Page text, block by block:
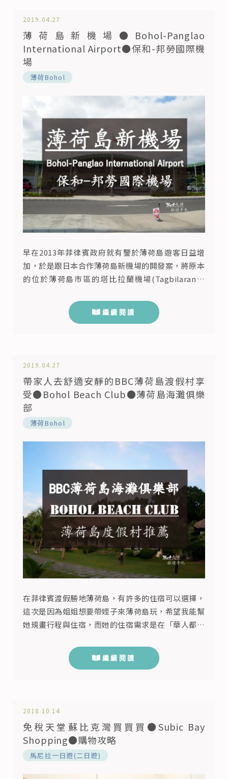
2019.04.27
薄荷島新機場●Bohol-Panglao
International Airport●保和-邦勞國際機
場
薄荷Bohol
早在2013年菲律賓政府就有鑒於薄荷島遊客日益增
加，於是跟日本合作薄荷島新機場的開發案，將原本
的位於薄荷島市區的塔比拉蘭機場(Tagbilaran機
International Airport保和-邦勞國際機場，經歷了
5年多的建置，終於在2018年11月27日開始啟用，而
繼續閱讀
2019.04.27
帶家人去舒適安靜的BBC薄荷島渡假村享
受●Bohol Beach Club●薄荷島海灘俱樂
部
薄荷Bohol
在菲律賓渡假勝地薄荷島，有許多的住宿可以選擇，
這次是因為姐姐想要帶姪子來薄荷島玩，希望我能幫
她規畫行程與住宿，而她的住宿需求是在「華人都放
美、住宿乾淨又划算的地方，當然還要讓小朋友玩得
開心愉快。雖然York在薄荷島帶過旅行團，也跟朋友
繼續閱讀
2018.10.14
免稅天堂蘇比克灣買買買●Subic Bay
Shopping●購物攻略
馬尼拉一日遊(二日遊)